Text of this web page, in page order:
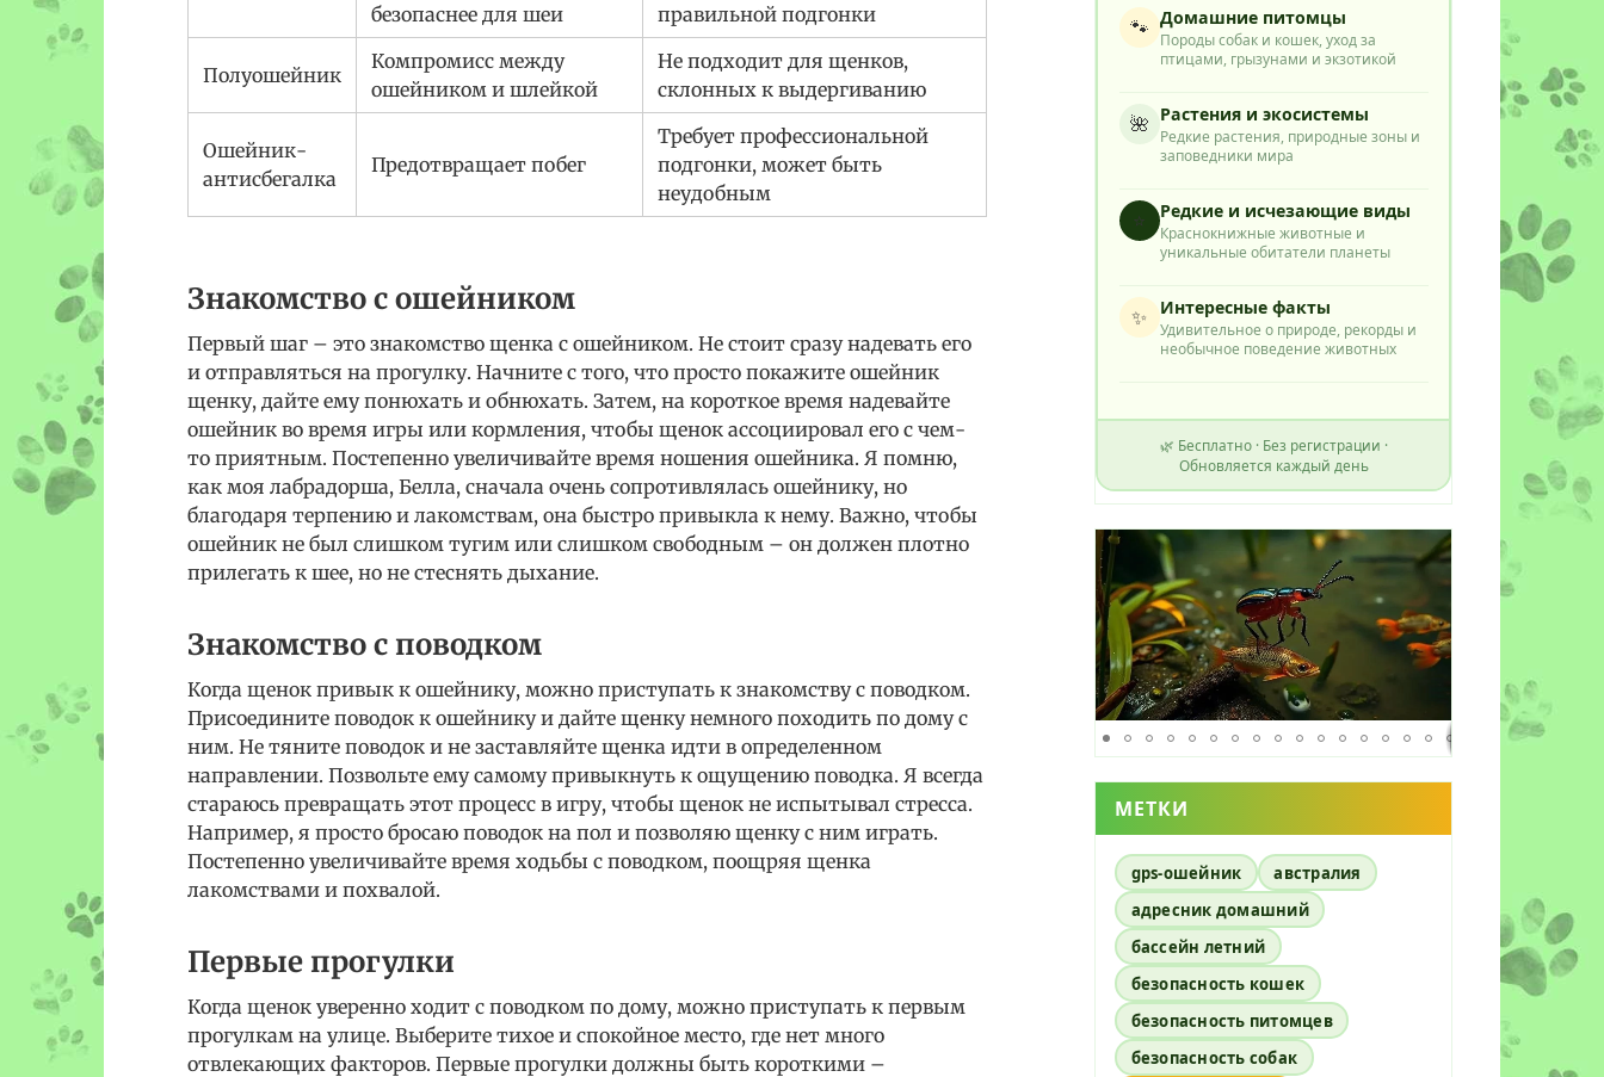
безопаснее для шеи
правильной подгонки
Полуошейник
Компромисс между
ошейником и шлейкой
Не подходит для щенков,
склонных к выдергиванию
Ошейник-
антисбегалка
Предотвращает побег
Требует профессиональной
подгонки, может быть
неудобным
Знакомство с ошейником
Первый шаг – это знакомство щенка с ошейником. Не стоит сразу надевать его
и отправляться на прогулку. Начните с того, что просто покажите ошейник
щенку, дайте ему понюхать и обнюхать. Затем, на короткое время надевайте
ошейник во время игры или кормления, чтобы щенок ассоциировал его с чем-
то приятным. Постепенно увеличивайте время ношения ошейника. Я помню,
как моя лабрадорша, Белла, сначала очень сопротивлялась ошейнику, но
благодаря терпению и лакомствам, она быстро привыкла к нему. Важно, чтобы
ошейник не был слишком тугим или слишком свободным – он должен плотно
прилегать к шее, но не стеснять дыхание.
Знакомство с поводком
Когда щенок привык к ошейнику, можно приступать к знакомству с поводком.
Присоедините поводок к ошейнику и дайте щенку немного походить по дому с
ним. Не тяните поводок и не заставляйте щенка идти в определенном
направлении. Позвольте ему самому привыкнуть к ощущению поводка. Я всегда
стараюсь превращать этот процесс в игру, чтобы щенок не испытывал стресса.
Например, я просто бросаю поводок на пол и позволяю щенку с ним играть.
Постепенно увеличивайте время ходьбы с поводком, поощряя щенка
лакомствами и похвалой.
Первые прогулки
Когда щенок уверенно ходит с поводком по дому, можно приступать к первым
прогулкам на улице. Выберите тихое и спокойное место, где нет много
отвлекающих факторов. Первые прогулки должны быть короткими –
🐾 Домашние питомцы
Породы собак и кошек, уход за
птицами, грызунами и экзотикой
🌺 Растения и экосистемы
Редкие растения, природные зоны и
заповедники мира
⭐ Редкие и исчезающие виды
Краснокнижные животные и
уникальные обитатели планеты
✨ Интересные факты
Удивительное о природе, рекорды и
необычное поведение животных
🌿 Бесплатно · Без регистрации ·
Обновляется каждый день
МЕТКИ
gps-ошейник
австралия
адресник домашний
бассейн летний
безопасность кошек
безопасность питомцев
безопасность собак